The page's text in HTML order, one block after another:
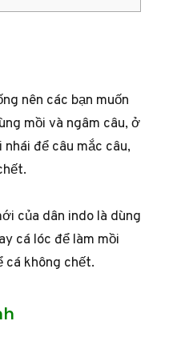
nên các bạn muốn
mồi và ngâm câu, ở
để câu mắc câu,
của dân indo là dùng
cá lóc để làm mồi
cá không chết.